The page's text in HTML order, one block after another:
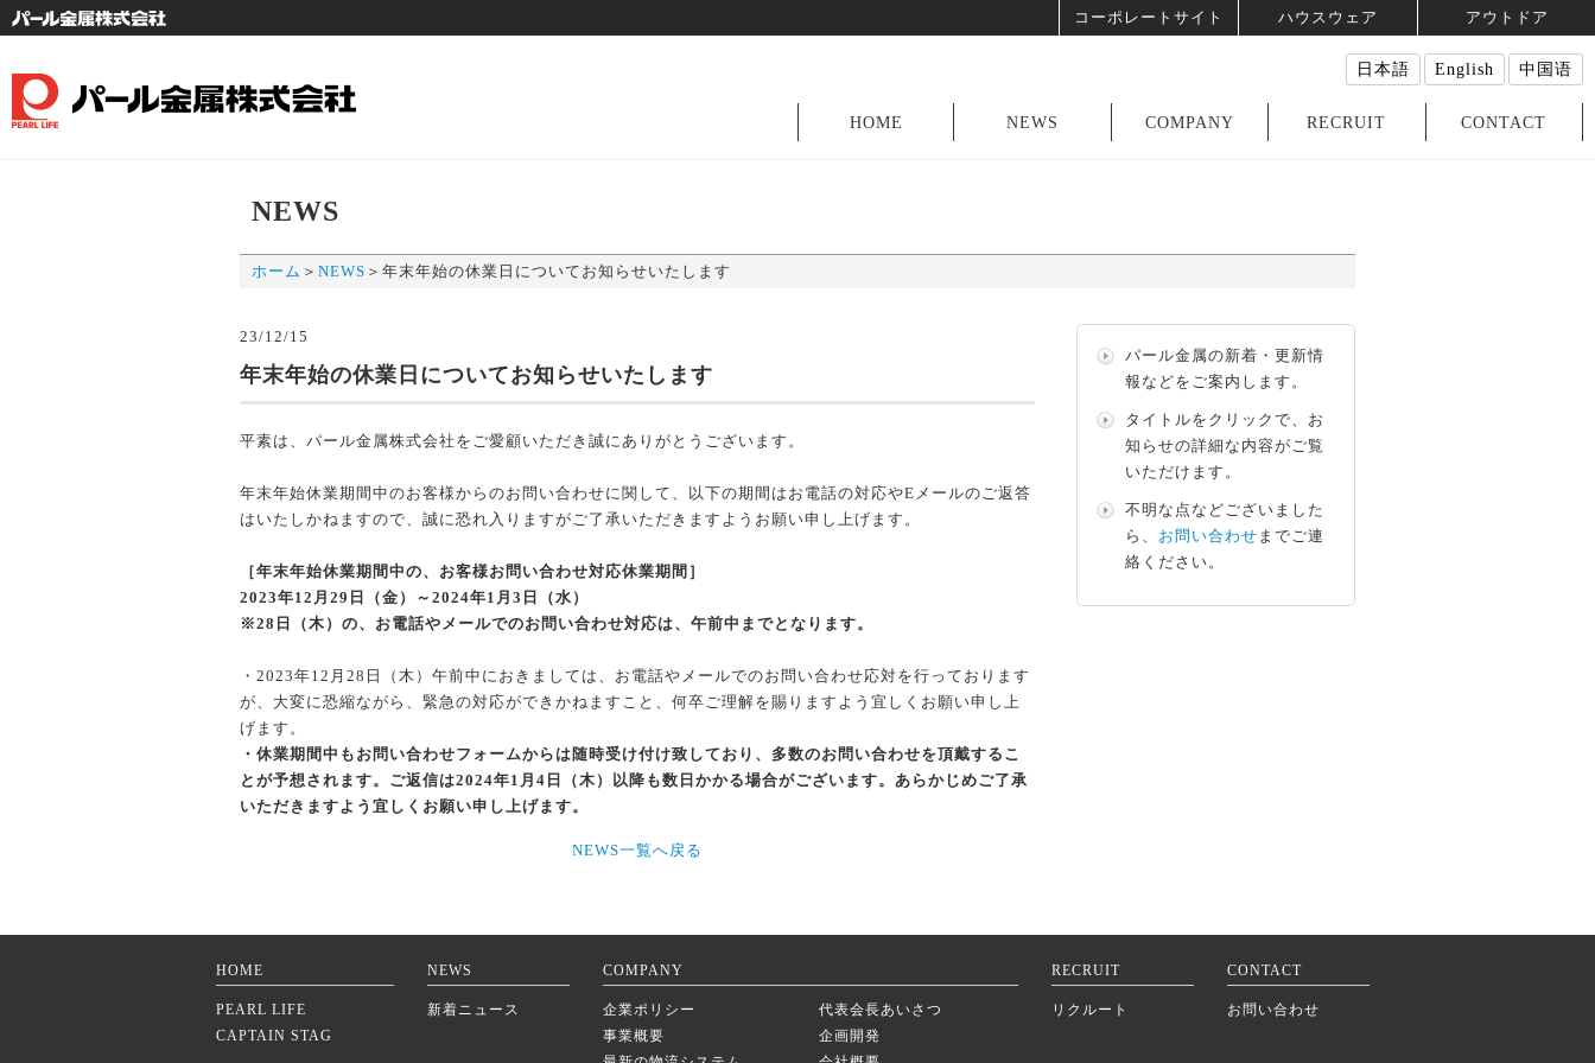
コーポレートサイト ハウスウェア アウトドア
日本語 English 中国语
HOME NEWS COMPANY RECRUIT CONTACT
NEWS
ホーム ＞ NEWS ＞ 年末年始の休業日についてお知らせいたします
23/12/15
年末年始の休業日についてお知らせいたします
平素は、パール金属株式会社をご愛顧いただき誠にありがとうございます。
年末年始休業期間中のお客様からのお問い合わせに関して、以下の期間はお電話の対応やEメールのご返答
はいたしかねますので、誠に恐れ入りますがご了承いただきますようお願い申し上げます。
［年末年始休業期間中の、お客様お問い合わせ対応休業期間］
2023年12月29日（金）～2024年1月3日（水）
※28日（木）の、お電話やメールでのお問い合わせ対応は、午前中までとなります。
・2023年12月28日（木）午前中におきましては、お電話やメールでのお問い合わせ応対を行っております
が、大変に恐縮ながら、緊急の対応ができかねますこと、何卒ご理解を賜りますよう宜しくお願い申し上
げます。
・休業期間中もお問い合わせフォームからは随時受け付け致しており、多数のお問い合わせを頂戴するこ
とが予想されます。ご返信は2024年1月4日（木）以降も数日かかる場合がございます。あらかじめご了承
いただきますよう宜しくお願い申し上げます。
NEWS一覧へ戻る
パール金属の新着・更新情
報などをご案内します。
タイトルをクリックで、お
知らせの詳細な内容がご覧
いただけます。
不明な点などございました
ら、 お問い合わせ までご連
絡ください。
HOME
PEARL LIFE
CAPTAIN STAG
NEWS
新着ニュース
COMPANY
企業ポリシー
代表会長あいさつ
事業概要
企画開発
RECRUIT
リクルート
CONTACT
お問い合わせ